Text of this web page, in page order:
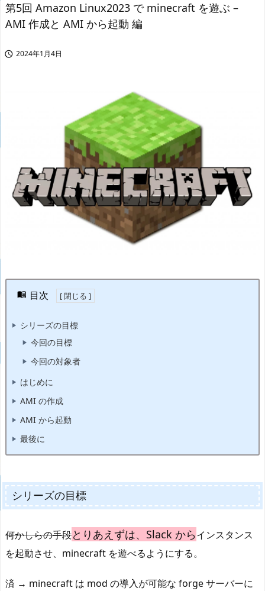
第5回 Amazon Linux2023 で minecraft を遊ぶ –
AMI 作成と AMI から起動 編
 2024年1月4日
目次
シリーズの目標
今回の目標
今回の対象者
はじめに
AMI の作成
AMI から起動
最後に
シリーズの目標
何かしらの手段とりあえずは、Slack からインスタンス
を起動させ、minecraft を遊べるようにする。
済 → minecraft は mod の導入が可能な forge サーバーに